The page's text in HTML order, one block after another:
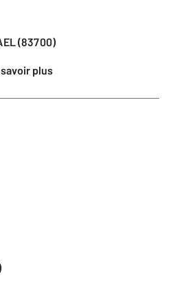
(83700)
savoir plus